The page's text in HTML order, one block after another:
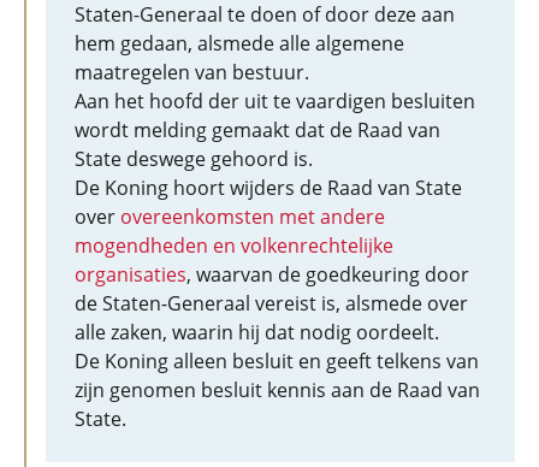
Staten-Generaal te doen of door deze aan
hem gedaan, alsmede alle algemene
maatregelen van bestuur.
Aan het hoofd der uit te vaardigen besluiten
wordt melding gemaakt dat de Raad van
State deswege gehoord is.
De Koning hoort wijders de Raad van State
over overeenkomsten met andere
mogendheden en volkenrechtelijke
organisaties, waarvan de goedkeuring door
de Staten-Generaal vereist is, alsmede over
alle zaken, waarin hij dat nodig oordeelt.
De Koning alleen besluit en geeft telkens van
zijn genomen besluit kennis aan de Raad van
State.